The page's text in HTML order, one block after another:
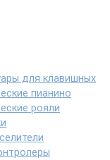
для клавишных
пианино
рояли